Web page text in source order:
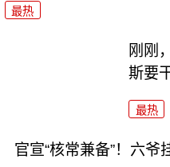
最热
刚刚
斯要
最热
官宣“核常兼备”！六